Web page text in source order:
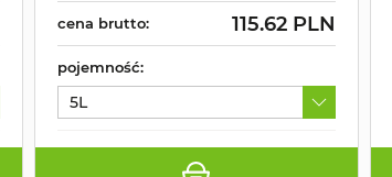
cena brutto: 115.62 PLN
pojemność:
5L